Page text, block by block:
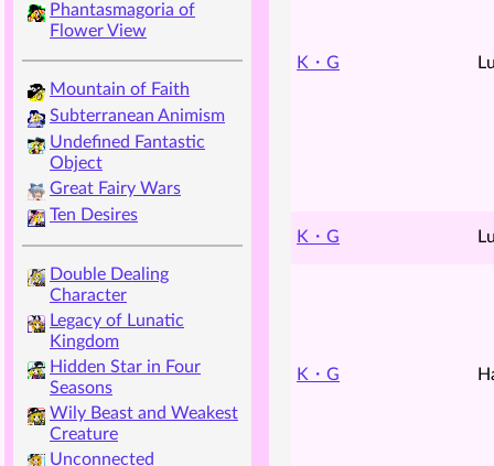
Phantasmagoria of
Flower View
Mountain of Faith
Subterranean Animism
Undefined Fantastic
Object
Great Fairy Wars
Ten Desires
Double Dealing
Character
Legacy of Lunatic
Kingdom
Hidden Star in Four
Seasons
Wily Beast and Weakest
Creature
Unconnected
K・G
K・G
K・G